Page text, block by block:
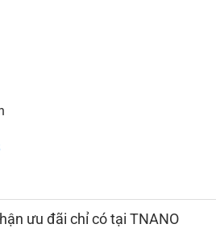
ưu đãi chỉ có tại TNANO